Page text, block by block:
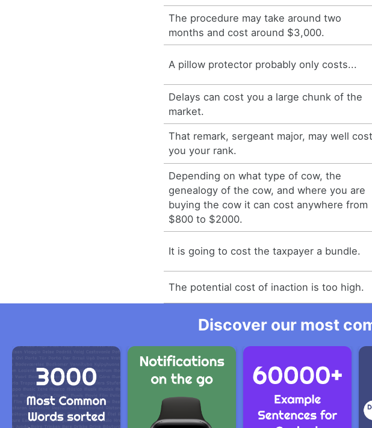
The procedure may take around two
months and cost around $3,000.
A pillow protector probably only costs...
Delays can cost you a large chunk of the
market.
That remark, sergeant major, may well cost
you your rank.
Depending on what type of cow, the
genealogy of the cow, and where you are
buying the cow it can cost anywhere from
$800 to $2000.
It is going to cost the taxpayer a bundle.
The potential cost of inaction is too high.
Discover our most